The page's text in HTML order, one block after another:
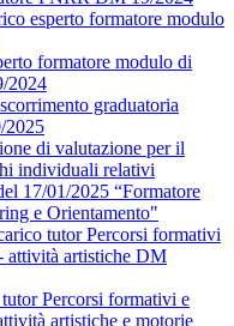
esperto formatore modulo
formatore modulo di
2024
graduatoria
2025
di valutazione per il
individuali relativi
17/01/2025 “Formatore
e Orientamento"
tutor Percorsi formativi
attività artistiche DM
Percorsi formativi e
artistiche e motorie